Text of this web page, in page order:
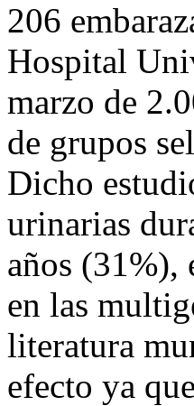
206
Hospital
marzo de
de grupos
Dicho
urinarias
años (31%),
en las
literatura
efecto ya